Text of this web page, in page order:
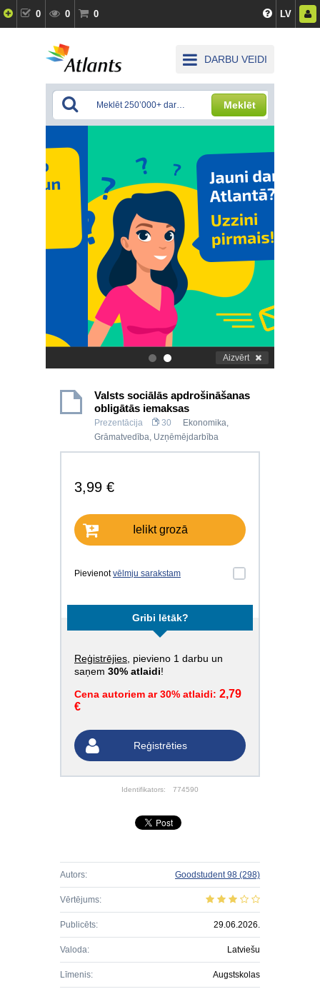
0 0 0 LV
DARBU VEIDI
Meklēt
. Aizvērt
Valsts sociālās apdrošināšanas
obligātās iemaksas
Prezentācija 30 Ekonomika,
Grāmatvedība, Uzņēmējdarbība
3,99 €
Ielikt grozā
Pievienotvēlmju sarakstam
Gribi lētāk?
Reģistrējies , pievieno 1 darbu un
saņem 30% atlaidi!
Cena autoriem ar 30% atlaidi: 2,79
€
Reģistrēties
Identifikators: 774590
Autors: Goodstudent 98 (298)
Vērtējums:
Publicēts: 29.06.2026.
Valoda: Latviešu
Līmenis: Augstskolas